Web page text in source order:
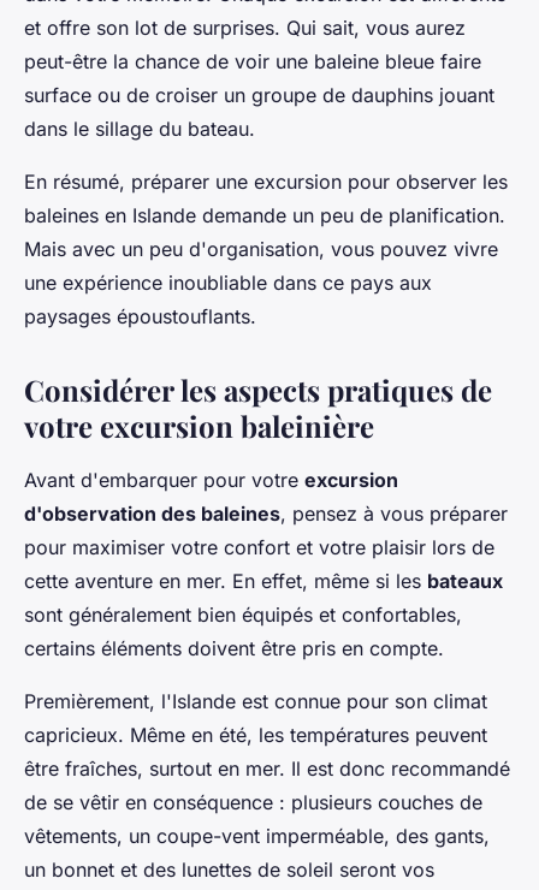
et offre son lot de surprises. Qui sait, vous aurez
peut-être la chance de voir une baleine bleue faire
surface ou de croiser un groupe de dauphins jouant
dans le sillage du bateau.
En résumé, préparer une excursion pour observer les
baleines en Islande demande un peu de planification.
Mais avec un peu d'organisation, vous pouvez vivre
une expérience inoubliable dans ce pays aux
paysages époustouflants.
Considérer les aspects pratiques de
votre excursion baleinière
Avant d'embarquer pour votre excursion
d'observation des baleines, pensez à vous préparer
pour maximiser votre confort et votre plaisir lors de
cette aventure en mer. En effet, même si les bateaux
sont généralement bien équipés et confortables,
certains éléments doivent être pris en compte.
Premièrement, l'Islande est connue pour son climat
capricieux. Même en été, les températures peuvent
être fraîches, surtout en mer. Il est donc recommandé
de se vêtir en conséquence : plusieurs couches de
vêtements, un coupe-vent imperméable, des gants,
un bonnet et des lunettes de soleil seront vos